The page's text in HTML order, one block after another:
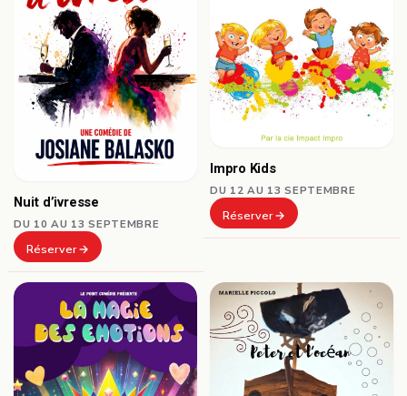
Nuit d’ivresse
DU 10 AU 13 SEPTEMBRE
Réserver
Impro Kids
DU 12 AU 13 SEPTEMBRE
Réserver